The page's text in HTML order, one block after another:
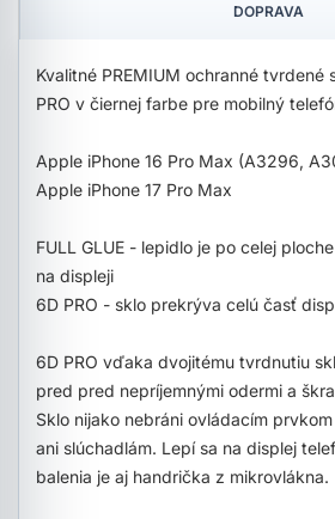
DOPRAVA
Kvalitné PREMIUM ochranné tvrdené
PRO v čiernej farbe pre mobilný
Apple iPhone 16 Pro Max (A3296,
Apple iPhone 17 Pro Max
FULL GLUE - lepidlo je po celej
na displeji
6D PRO - sklo prekrýva celú časť
6D PRO vďaka dvojitému tvrdnutiu
pred pred nepríjemnými odermi a
Sklo nijako nebráni ovládacím
ani slúchadlám. Lepí sa na displej
balenia je aj handrička z mikrovlákna.